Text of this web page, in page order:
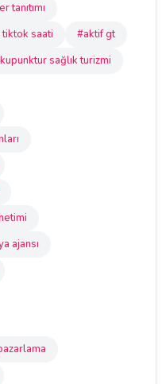
tanıtımı
saati
#aktif gt
sağlık turizmi
ajansı